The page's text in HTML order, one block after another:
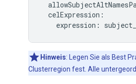
  celExpression:
expression:
Hinweis: Legen Sie als Best
Clusterregion fest. Alle